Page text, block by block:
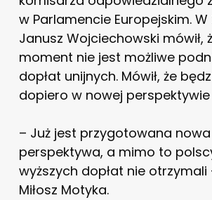
w Parlamencie Europejskim. W
Janusz Wojciechowski mówił,
moment nie jest możliwe
dopłat unijnych. Mówił, że
dopiero w nowej perspektywie
– Już jest przygotowana nowa
perspektywa, a mimo to
wyższych dopłat nie otrzymali
Miłosz Motyka.